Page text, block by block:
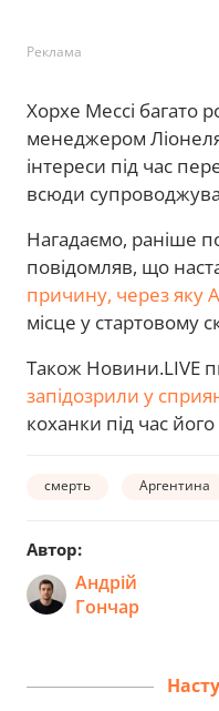
Реклама
Хорхе Мессі багато
менеджером
інтереси під час
всюди
Нагадаємо, раніше
повідомляв, що
причину, через яку
місце у стартовому
Також Новини.LIVE
запідозрили у
коханки під час
смерть Аргентина
Автор:
Андрій
Гончар